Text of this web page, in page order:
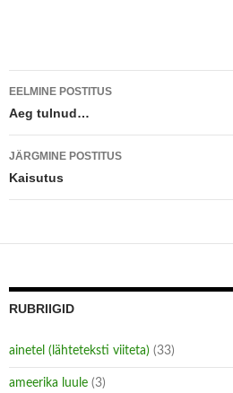
(
p
n
i
n
n
e
w
w
o
k
O
e
s
i
n
w
d
Postituste
töölaud
EELMINE POSTITUS
Aeg tulnud…
JÄRGMINE POSTITUS
Kaisutus
RUBRIIGID
ainetel (lähteteksti viiteta) (33)
ameerika luule (3)